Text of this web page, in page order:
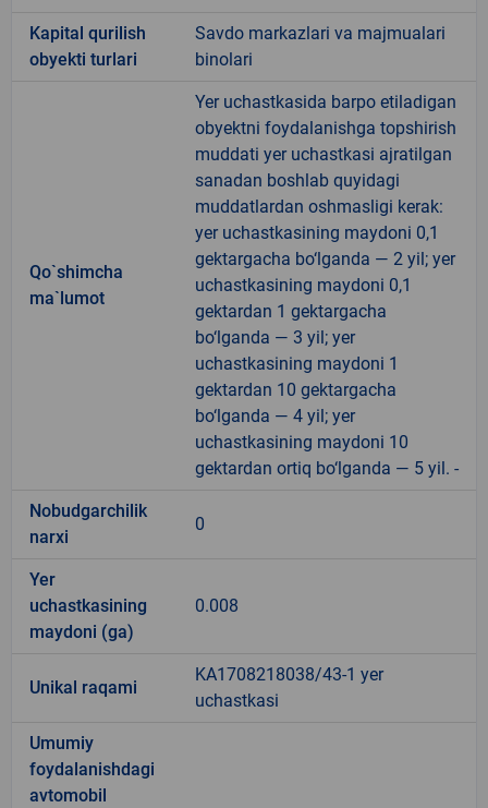
Kapital qurilish
obyekti turlari
Savdo markazlari va majmualari
binolari
Qo`shimcha
ma`lumot
Yer uchastkasida barpo etiladigan
obyektni foydalanishga topshirish
muddati yer uchastkasi ajratilgan
sanadan boshlab quyidagi
muddatlardan oshmasligi kerak:
yer uchastkasining maydoni 0,1
gektargacha bo‘lganda — 2 yil; yer
uchastkasining maydoni 0,1
gektardan 1 gektargacha
bo‘lganda — 3 yil; yer
uchastkasining maydoni 1
gektardan 10 gektargacha
bo‘lganda — 4 yil; yer
uchastkasining maydoni 10
gektardan ortiq bo‘lganda — 5 yil. -
Nobudgarchilik
narxi
0
Yer
uchastkasining
maydoni (ga)
0.008
Unikal raqami
KA1708218038/43-1 yer
uchastkasi
Umumiy
foydalanishdagi
avtomobil